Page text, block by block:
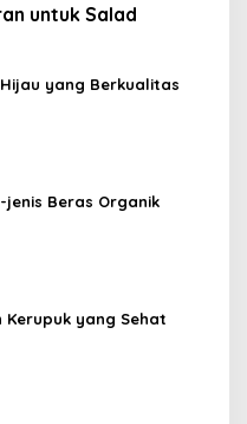
untuk Salad
Hijau yang Berkualitas
jenis Beras Organik
Kerupuk yang Sehat